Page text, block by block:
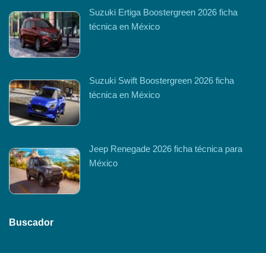
Suzuki Ertiga Boostergreen 2026 ficha
técnica en México
Suzuki Swift Boostergreen 2026 ficha
técnica en México
Jeep Renegade 2026 ficha técnica para
México
Buscador